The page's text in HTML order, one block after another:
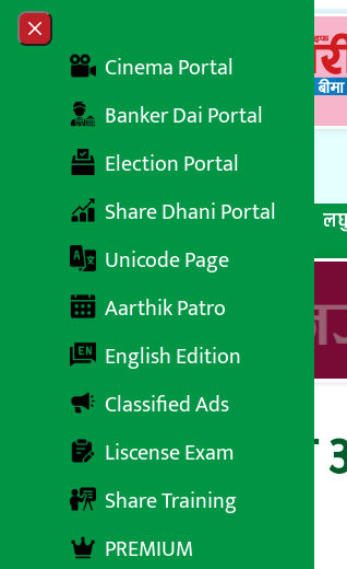
Skip to content
Close menu
Cinema Portal
Banker Dai Portal
Election Portal
Share Dhani Portal
Unicode Page
Aarthik Patro
English Edition
Classified Ads
Liscense Exam
Share Training
PREMIUM
सबै समाचार बेथिति मुर्दाबाद बैंकिङ विशेष
सोमबारको
कम्पनी